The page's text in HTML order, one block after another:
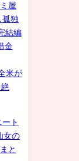
屋
孤独
結編
金
米が
ト
女の
と